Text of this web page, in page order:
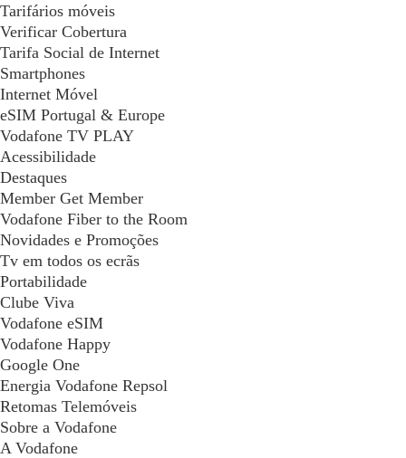
Tarifários móveis
Verificar Cobertura
Tarifa Social de Internet
Smartphones
Internet Móvel
eSIM Portugal & Europe
Vodafone TV PLAY
Acessibilidade
Destaques
Member Get Member
Vodafone Fiber to the Room
Novidades e Promoções
Tv em todos os ecrãs
Portabilidade
Clube Viva
Vodafone eSIM
Vodafone Happy
Google One
Energia Vodafone Repsol
Retomas Telemóveis
Sobre a Vodafone
A Vodafone